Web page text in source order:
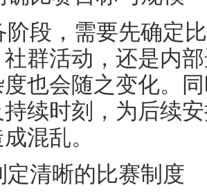
阶段，需要先确定
群活动，还是内
也会随之变化。
续时刻，为后续
混乱。
定清晰的比赛制度